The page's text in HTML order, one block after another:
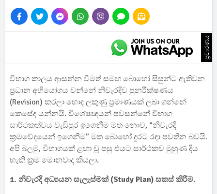
ප්‍රචාරණය
විභාග කාලය ආසන්න වීමත් සමඟ බොහෝ සිසුන්ට ඇතිවන
ප්‍රධාන අභියෝගය වන්නේ නිවැරදිව පුනරීක්ෂණය
(Revision) කරලා හොඳ ලකුණු ප්‍රමාණයක් ලබා ගන්නේ
කෙසේද යන්නයි. විශේෂඥයන් පවසන්නේ විභාග
සාර්ථකත්වය වැඩිපුර ඉගෙනීම මත නොව, “නිවැරදි
ක්‍රමවේදයෙන් ඉගෙනීම” මත බොහෝ දුරට රඳා පවතින බවයි.
අපි බලමු, විභාගයක් ළඟා වූ පසු එයට සාර්ථකව මුහුණ දිය
හැකි ක්‍රම මොනවාද කියලා.
1. නිවැරදි අධ්‍යයන සැලැස්මක් (Study Plan) සකස් කිරීම.